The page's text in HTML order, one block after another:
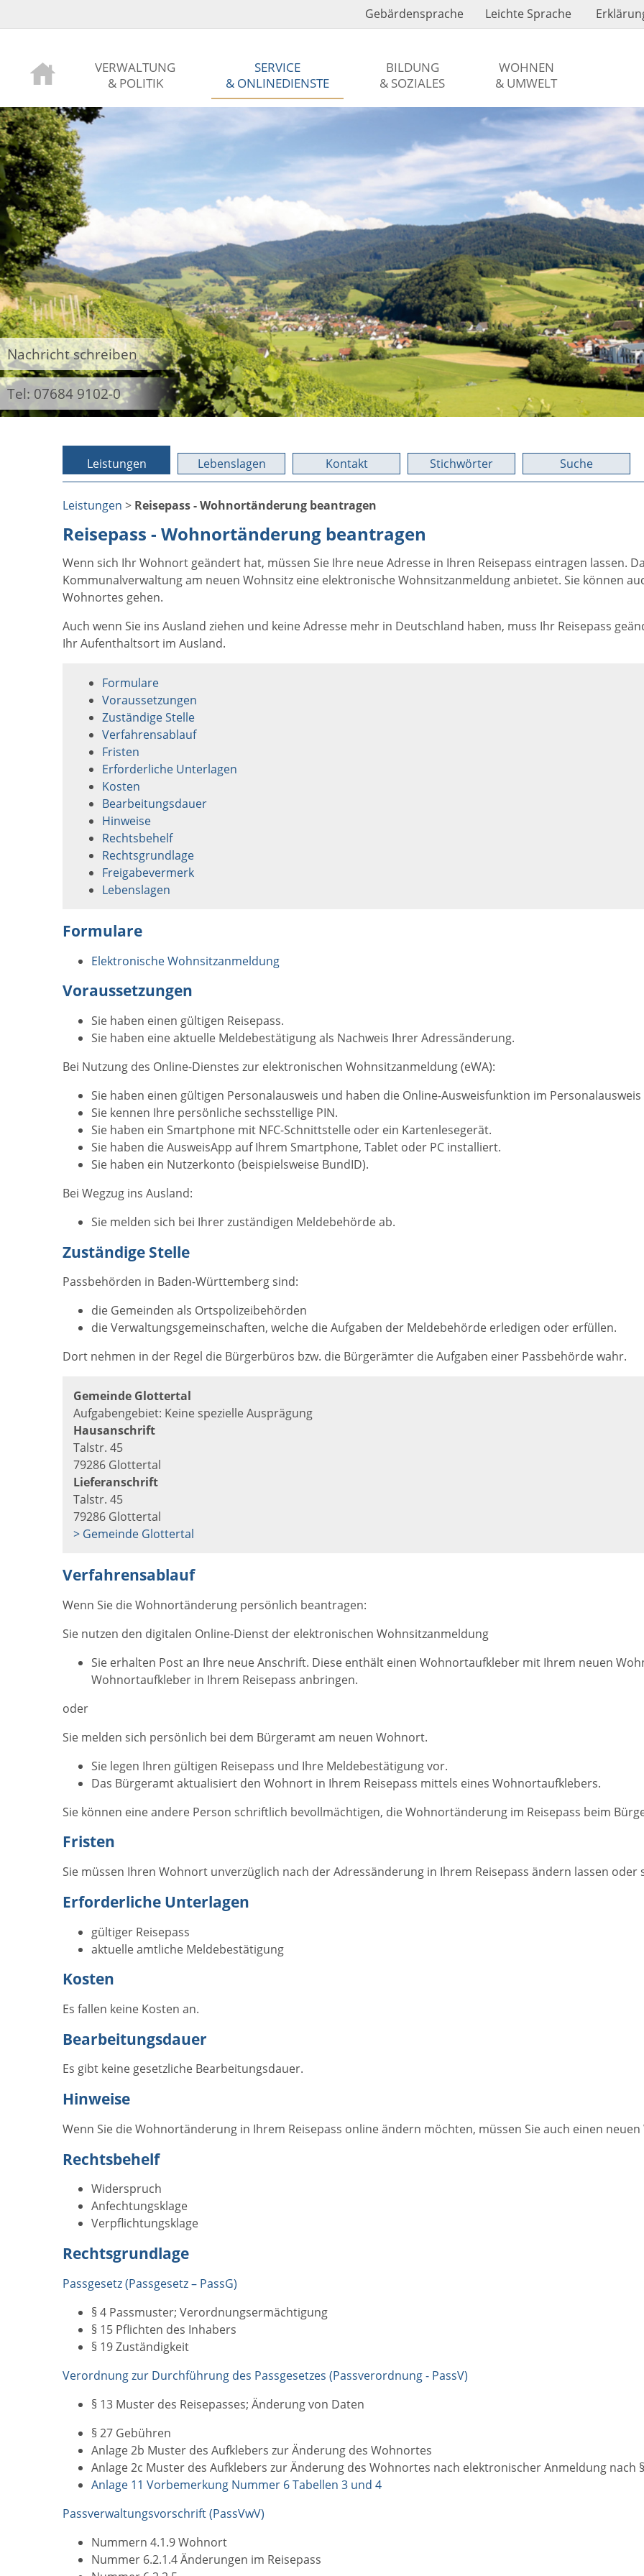
Gebärdensprache Leichte Sprache
VERWALTUNG
& POLITIK
SERVICE
& ONLINEDIENSTE
BILDUNG
& SOZIALES
WOHNEN
& UMWELT
Nachricht schreiben
Tel: 07684 9102-0
Leistungen Lebenslagen Kontakt Stichwörter Suche
Leistungen > Reisepass - Wohnortänderung beantragen
Reisepass - Wohnortänderung beantragen
Wenn sich Ihr Wohnort geändert hat, müssen Sie Ihre neue Adresse in Ihren Reisepass eintragen lassen.
Kommunalverwaltung am neuen Wohnsitz eine elektronische Wohnsitzanmeldung anbietet. Sie können
Wohnortes gehen.
Auch wenn Sie ins Ausland ziehen und keine Adresse mehr in Deutschland haben, muss Ihr Reisepass
Ihr Aufenthaltsort im Ausland.
Formulare
Voraussetzungen
Zuständige Stelle
Verfahrensablauf
Fristen
Erforderliche Unterlagen
Kosten
Bearbeitungsdauer
Hinweise
Rechtsbehelf
Rechtsgrundlage
Freigabevermerk
Lebenslagen
Formulare
Elektronische Wohnsitzanmeldung
Voraussetzungen
Sie haben einen gültigen Reisepass.
Sie haben eine aktuelle Meldebestätigung als Nachweis Ihrer Adressänderung.
Bei Nutzung des Online-Dienstes zur elektronischen Wohnsitzanmeldung (eWA):
Sie haben einen gültigen Personalausweis und haben die Online-Ausweisfunktion im
Sie kennen Ihre persönliche sechsstellige PIN.
Sie haben ein Smartphone mit NFC-Schnittstelle oder ein Kartenlesegerät.
Sie haben die AusweisApp auf Ihrem Smartphone, Tablet oder PC installiert.
Sie haben ein Nutzerkonto (beispielsweise BundID).
Bei Wegzug ins Ausland:
Sie melden sich bei Ihrer zuständigen Meldebehörde ab.
Zuständige Stelle
Passbehörden in Baden-Württemberg sind:
die Gemeinden als Ortspolizeibehörden
die Verwaltungsgemeinschaften, welche die Aufgaben der Meldebehörde erledigen oder erfüllen.
Dort nehmen in der Regel die Bürgerbüros bzw. die Bürgerämter die Aufgaben einer Passbehörde wahr.
Gemeinde Glottertal
Aufgabengebiet: Keine spezielle Ausprägung
Hausanschrift
Talstr. 45
79286 Glottertal
Lieferanschrift
Talstr. 45
79286 Glottertal
> Gemeinde Glottertal
Verfahrensablauf
Wenn Sie die Wohnortänderung persönlich beantragen:
Sie nutzen den digitalen Online-Dienst der elektronischen Wohnsitzanmeldung
Sie erhalten Post an Ihre neue Anschrift. Diese enthält einen Wohnortaufkleber mit Ihrem neuen
Wohnortaufkleber in Ihrem Reisepass anbringen.
oder
Sie melden sich persönlich bei dem Bürgeramt am neuen Wohnort.
Sie legen Ihren gültigen Reisepass und Ihre Meldebestätigung vor.
Das Bürgeramt aktualisiert den Wohnort in Ihrem Reisepass mittels eines Wohnortaufklebers.
Sie können eine andere Person schriftlich bevollmächtigen, die Wohnortänderung im Reisepass beim
Fristen
Sie müssen Ihren Wohnort unverzüglich nach der Adressänderung in Ihrem Reisepass ändern lassen oder
Erforderliche Unterlagen
gültiger Reisepass
aktuelle amtliche Meldebestätigung
Kosten
Es fallen keine Kosten an.
Bearbeitungsdauer
Es gibt keine gesetzliche Bearbeitungsdauer.
Hinweise
Wenn Sie die Wohnortänderung in Ihrem Reisepass online ändern möchten, müssen Sie auch einen
Rechtsbehelf
Widerspruch
Anfechtungsklage
Verpflichtungsklage
Rechtsgrundlage
Passgesetz (Passgesetz – PassG)
§ 4 Passmuster; Verordnungsermächtigung
§ 15 Pflichten des Inhabers
§ 19 Zuständigkeit
Verordnung zur Durchführung des Passgesetzes (Passverordnung - PassV)
§ 13 Muster des Reisepasses; Änderung von Daten
§ 27 Gebühren
Anlage 2b Muster des Aufklebers zur Änderung des Wohnortes
Anlage 2c Muster des Aufklebers zur Änderung des Wohnortes nach elektronischer Anmeldung nach
Anlage 11 Vorbemerkung Nummer 6 Tabellen 3 und 4
Passverwaltungsvorschrift (PassVwV)
Nummern 4.1.9 Wohnort
Nummer 6.2.1.4 Änderungen im Reisepass